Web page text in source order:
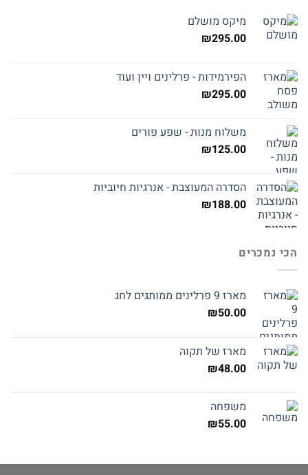
מיקס מושלם
₪295.00
הפירמידות - פרלינים ויין ועוד
₪295.00
משלוח מנות - שפע פורים
₪125.00
הסדרה המעוצבת - אנרגיות חיוביות
₪188.00
הכי נמכרים
מארז 9 פרלינים ממותגים לחג
₪50.00
מארז של תקוה
₪48.00
משפחה
₪55.00